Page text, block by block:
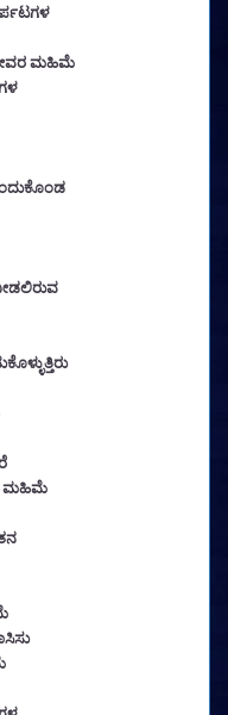
ಮಹಿಮೆ
ಮಹಿಮೆ